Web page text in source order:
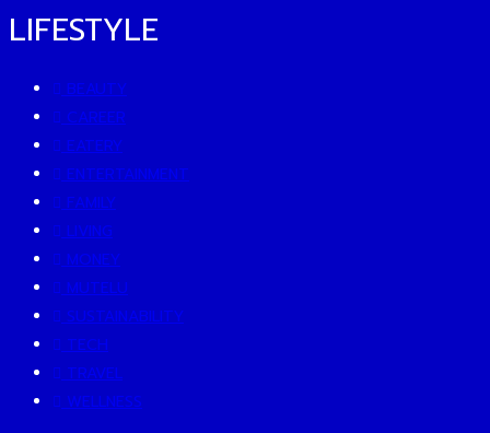
LIFESTYLE
BEAUTY
CAREER
EATERY
ENTERTAINMENT
FAMILY
LIVING
MONEY
MUTELU
SUSTAINABILITY
TECH
TRAVEL
WELLNESS